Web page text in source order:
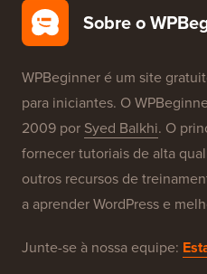
Sobre o
WPBeginner é um site
para iniciantes. O
2009 por Syed Balkhi. O
fornecer tutoriais de alta
outros recursos de
a aprender WordPress e
Junte-se à nossa equipe: